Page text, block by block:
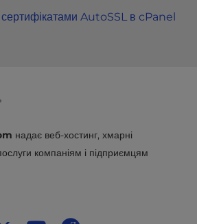
AutoSSL в cPanel
надає веб-хостинг, хмарні
компаніям і підприємцям